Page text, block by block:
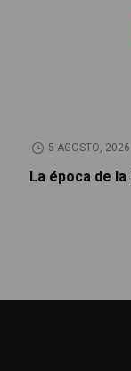
5 AGOSTO, 2026
La época de